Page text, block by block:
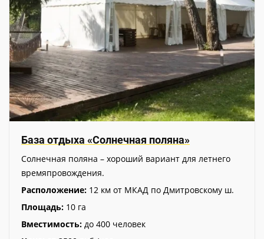
База отдыха «Солнечная поляна»
Солнечная поляна – хороший вариант для летнего
времяпровождения.
Расположение: 12 км от МКАД по Дмитровскому ш.
Площадь: 10 га
Вместимость: до 400 человек